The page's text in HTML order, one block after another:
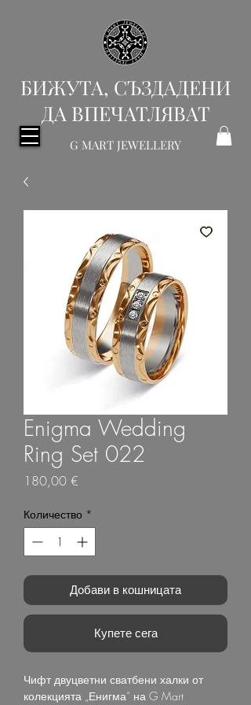
БИЖУТА, СЪЗДАДЕНИ
ДА ВПЕЧАТЛЯВАТ
G MART JEWELLERY
Enigma Wedding
Ring Set 022
180,00 €
Количество *
Добави в кошницата
Купете сега
Чифт двуцветни сватбени халки от
колекцията „Енигма“ на G Mart